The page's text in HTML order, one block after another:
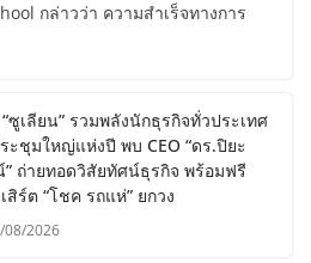
กล่าวว่า ความสำเร็จทางการ
ซูเลียน” รวมพลังนักธุรกิจทั่วประเทศ
ะชุมใหญ่แห่งปี พบ CEO “ดร.ปิยะ
ถ่ายทอดวิสัยทัศน์ธุรกิจ พร้อมฟรี
สิร์ต “โชค รถแห่” ยกวง
08/2026